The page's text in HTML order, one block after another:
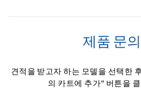
제품 문의
견적을 받고자 하는 모델을 선택한
의 카트에 추가" 버튼을